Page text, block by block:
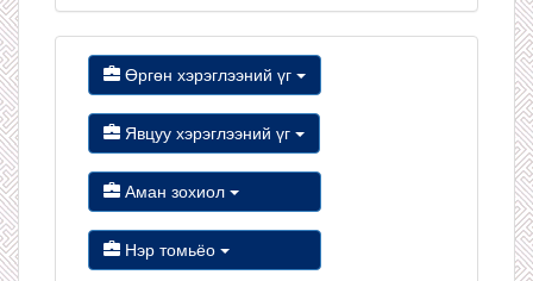
Өргөн хэрэглээний үг
Явцуу хэрэглээний үг
Аман зохиол
Нэр томьёо